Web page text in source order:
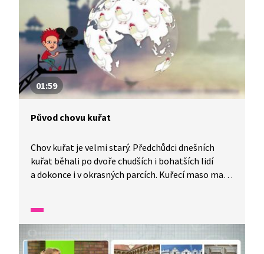
01:59
Původ chovu kuřat
Chov kuřat je velmi starý. Předchůdci dnešních
kuřat běhali po dvoře chudších i bohatších lidí
a dokonce i v okrasných parcích. Kuřecí maso mají